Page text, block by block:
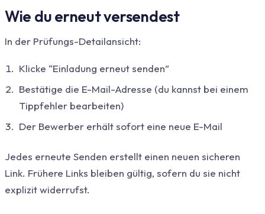
Wie du erneut versendest
In der Prüfungs-Detailansicht:
Klicke “Einladung erneut senden”
Bestätige die E-Mail-Adresse (du kannst bei einem
Tippfehler bearbeiten)
Der Bewerber erhält sofort eine neue E-Mail
Jedes erneute Senden erstellt einen neuen sicheren
Link. Frühere Links bleiben gültig, sofern du sie nicht
explizit widerrufst.